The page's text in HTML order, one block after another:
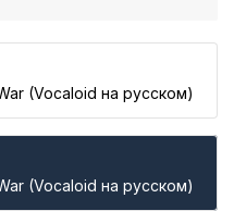
(Vocaloid на русском)
(Vocaloid на русском)